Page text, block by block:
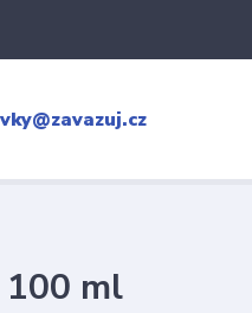
ml